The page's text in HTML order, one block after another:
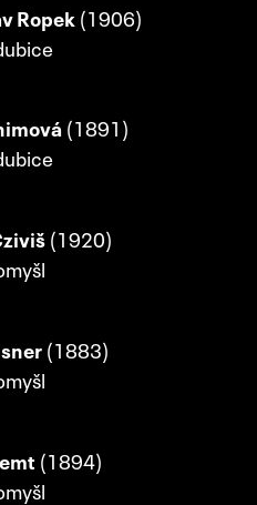
Ropek(1906)
(1891)
(1920)
(1883)
(1894)